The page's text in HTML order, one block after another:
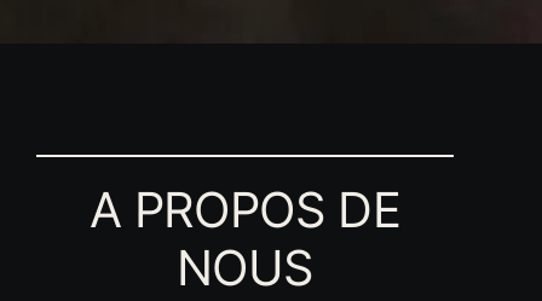
A PROPOS DE
NOUS